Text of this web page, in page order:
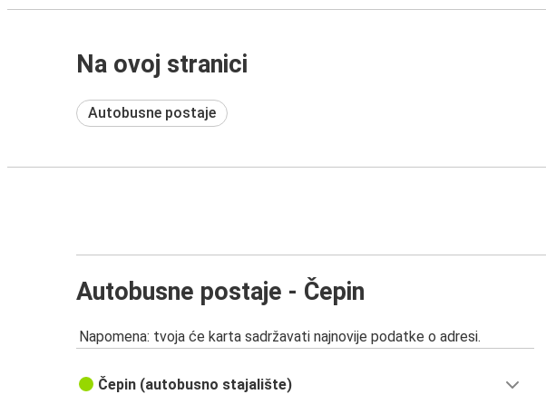
Na ovoj stranici
Autobusne postaje
Autobusne postaje - Čepin
Napomena: tvoja će karta sadržavati najnovije podatke o adresi.
Čepin (autobusno stajalište)